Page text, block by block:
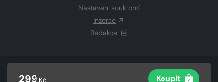
299 Kč Koupit
Nastavení soukromí
Inzerce
Redakce
CZECH NEWS CENTER a.s.a dodavatelé